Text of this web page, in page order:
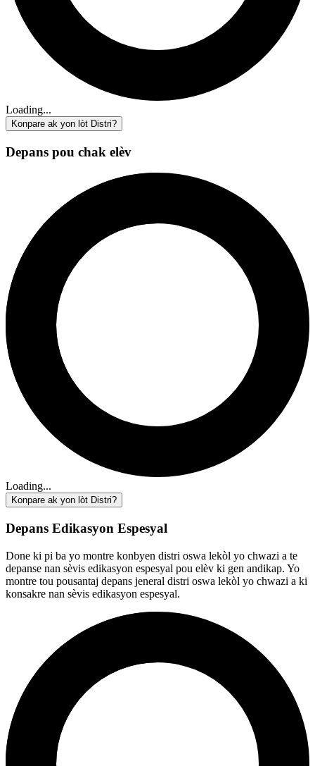
Loading...
Konpare ak yon lòt Distri?
Depans pou chak elèv
Loading...
Konpare ak yon lòt Distri?
Depans Edikasyon Espesyal
Done ki pi ba yo montre konbyen distri oswa lekòl yo chwazi a te
depanse nan sèvis edikasyon espesyal pou elèv ki gen andikap. Yo
montre tou pousantaj depans jeneral distri oswa lekòl yo chwazi a ki
konsakre nan sèvis edikasyon espesyal.